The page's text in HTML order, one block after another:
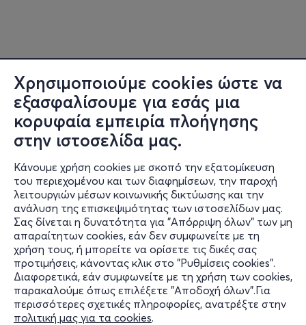
Χρησιμοποιούμε cookies ώστε να
εξασφαλίσουμε για εσάς μια
κορυφαία εμπειρία πλοήγησης
στην ιστοσελίδα μας.
Κάνουμε χρήση cookies με σκοπό την εξατομίκευση
του περιεχομένου και των διαφημίσεων, την παροχή
λειτουργιών μέσων κοινωνικής δικτύωσης και την
ανάλυση της επισκεψιμότητας των ιστοσελίδων μας.
Σας δίνεται η δυνατότητα για "Απόρριψη όλων" των μη
απαραίτητων cookies, εάν δεν συμφωνείτε με τη
χρήση τους, ή μπορείτε να ορίσετε τις δικές σας
προτιμήσεις, κάνοντας κλικ στο "Ρυθμίσεις cookies".
Διαφορετικά, εάν συμφωνείτε με τη χρήση των cookies,
παρακαλούμε όπως επιλέξετε "Αποδοχή όλων".Για
περισσότερες σχετικές πληροφορίες, ανατρέξτε στην
πολιτική μας για τα cookies.
Πληροφορίες
Υποστήριξη
Stay Connected